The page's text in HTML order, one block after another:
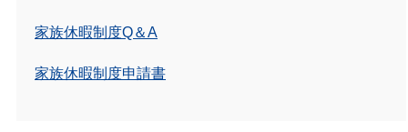
家族休暇制度Q＆A
家族休暇制度申請書